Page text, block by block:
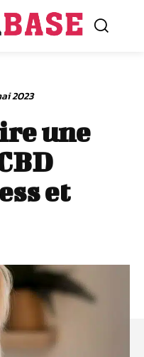
2023
une
et